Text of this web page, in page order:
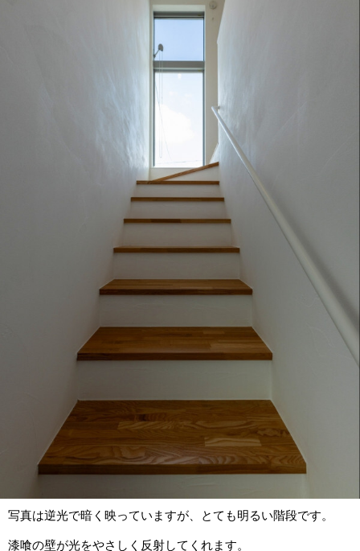
写真は逆光で暗く映っていますが、とても明るい階段です。
漆喰の壁が光をやさしく反射してくれます。